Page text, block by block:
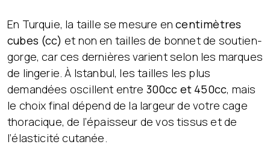
En Turquie, la taille se mesure encentimètres
cubes (cc) et non en tailles de bonnet de soutien-
gorge, car ces dernières varient selon les marques
de lingerie. À Istanbul, les tailles les plus
demandées oscillent entre 300cc et 450cc, mais
le choix final dépend de la largeur de votre cage
thoracique, de l’épaisseur de vos tissus et de
l’élasticité cutanée.